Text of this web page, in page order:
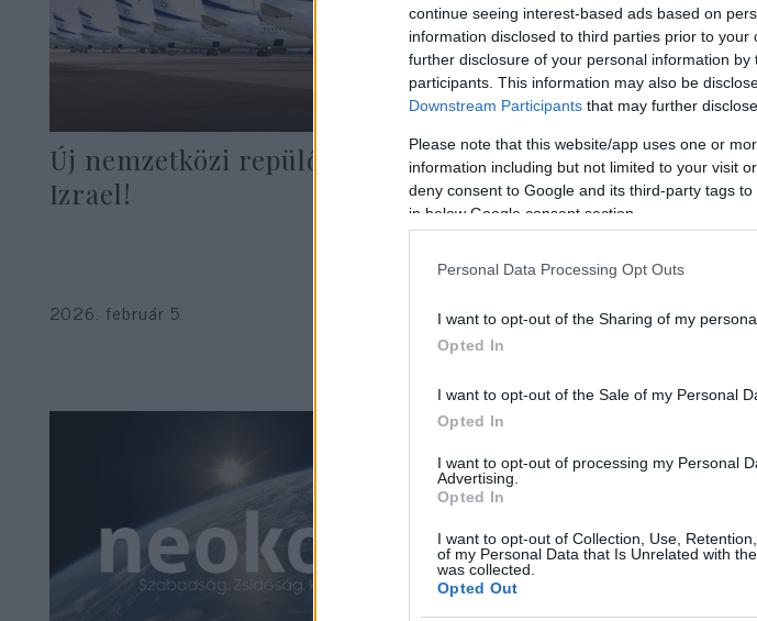
continue seeing interest-based ads based on
information disclosed to third parties prior to
further disclosure of your personal information by
participants. This information may also be
Downstream Participants that may further
Please note that this website/app uses one or
information including but not limited to your visit
deny consent to Google and its third-party tags
in below Google consent section.
Personal Data Processing Opt Outs
I want to opt-out of the Sharing of my
Opted In
I want to opt-out of the Sale of my Personal
Opted In
I want to opt-out of processing my Personal
Advertising.
Opted In
I want to opt-out of Collection, Use,
of my Personal Data that Is Unrelated with
was collected.
Opted Out
Új nemzetközi repülőteret épít
Izrael!
2026. február 5.
„Menjetek vissza
őrjöngve
zsidókra a
2026. január 28.